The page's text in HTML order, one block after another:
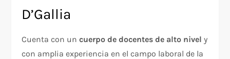
D’Gallia
Cuenta con uncuerpo de docentes de alto nivel y
con amplia experiencia en el campo laboral de la